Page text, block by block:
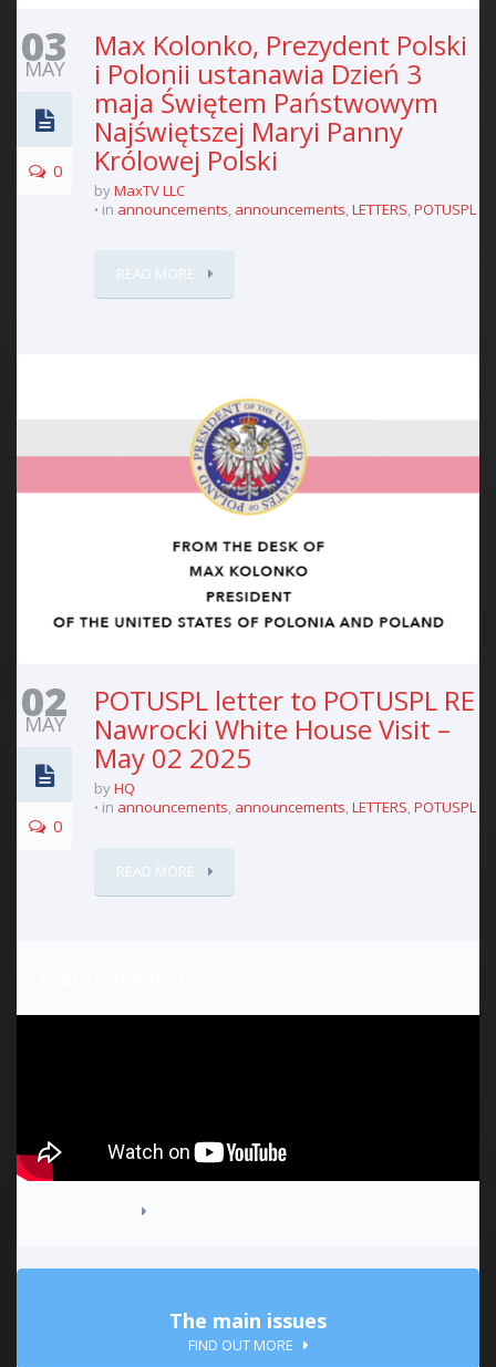
03
MAY
0
Max Kolonko, Prezydent Polski
i Polonii ustanawia Dzień 3
maja Świętem Państwowym
Najświętszej Maryi Panny
Królowej Polski
byMaxTV LLC
in announcements, announcements,LETTERS,POTUSPL
READ MORE
02
MAY
0
POTUSPL letter to POTUSPL RE
Nawrocki White House Visit –
May 02 2025
byHQ
in announcements, announcements,LETTERS,POTUSPL
READ MORE
The main issues
FIND OUT MORE